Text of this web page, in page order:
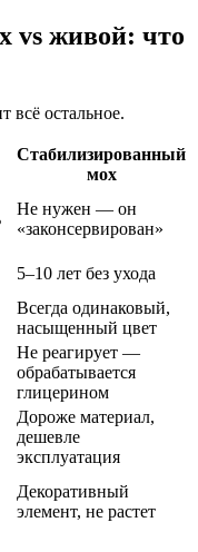
vs живой: что
всё остальное.
Стабилизированный
мох
Не нужен — он
«законсервирован»
5–10 лет без ухода
Всегда одинаковый,
насыщенный цвет
Не реагирует —
обрабатывается
глицерином
Дороже материал,
дешевле
эксплуатация
Декоративный
элемент, не растет